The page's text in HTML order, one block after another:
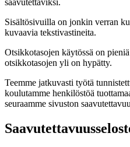
saavutettaviksi.
Sisältösivuilla on jonkin verran
kuvaavia tekstivastineita.
Otsikkotasojen käytössä on
otsikkotasojen yli on hypätty.
Teemme jatkuvasti työtä
koulutamme henkilöstöä
seuraamme sivuston